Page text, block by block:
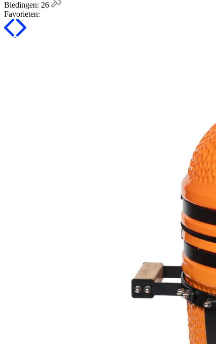
Biedingen: 26
Favorieten: